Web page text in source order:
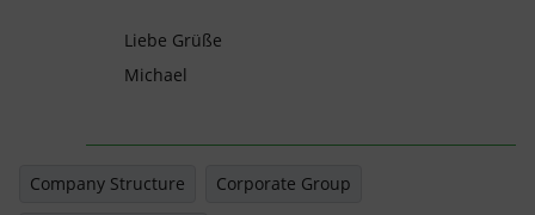
Liebe Grüße
Michael
Company Structure Corporate Group